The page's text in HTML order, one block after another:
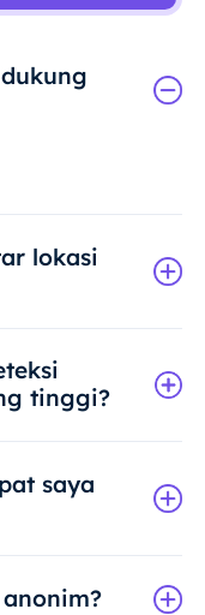
lokasi
tinggi?
saya